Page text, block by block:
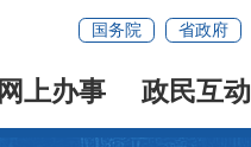
国务院 省政府
网上办事 政民互动